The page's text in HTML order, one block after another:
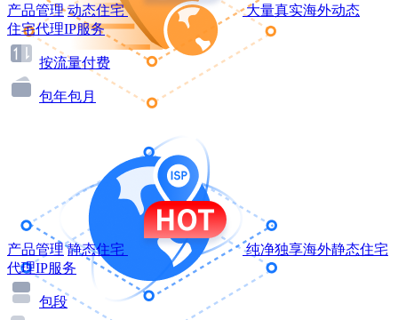
产品管理 动态住宅
大量真实海外动态
住宅代理IP服务
按流量付费
包年包月
产品管理 静态住宅
纯净独享海外静态住宅
代理IP服务
包段